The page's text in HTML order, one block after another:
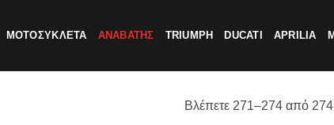
ΜΟΤΟΣΥΚΛΕΤΑ ΑΝΑΒΑΤΗΣ TRIUMPH DUCATI APRILIA
Βλέπετε 271–274 από